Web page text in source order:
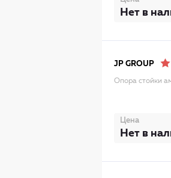
Нет в
JP GROUP
Опора стойки
Цена
Нет в